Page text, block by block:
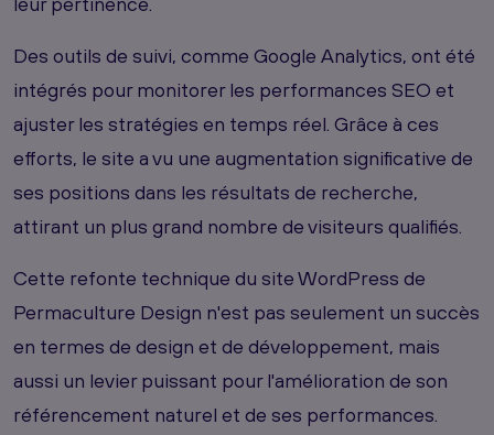
Des outils de suivi, comme Google Analytics, ont été
intégrés pour monitorer les performances SEO et
ajuster les stratégies en temps réel. Grâce à ces
efforts, le site a vu une augmentation significative de
ses positions dans les résultats de recherche,
attirant un plus grand nombre de visiteurs qualifiés.
Cette refonte technique du site WordPress de
Permaculture Design n'est pas seulement un succès
en termes de design et de développement, mais
aussi un levier puissant pour l'amélioration de son
référencement naturel et de ses performances.